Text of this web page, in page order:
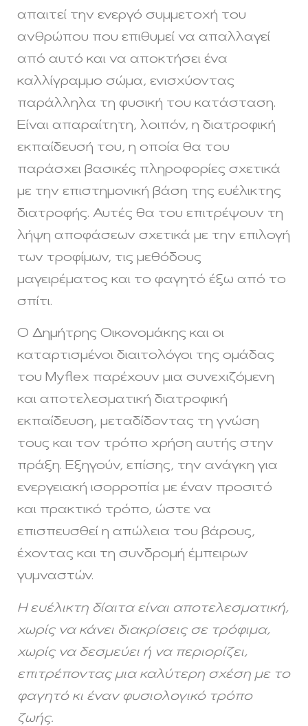
απαιτεί την ενεργό συμμετοχή του
ανθρώπου που επιθυμεί να απαλλαγεί
από αυτό και να αποκτήσει ένα
καλλίγραμμο σώμα, ενισχύοντας
παράλληλα τη φυσική του κατάσταση.
Είναι απαραίτητη, λοιπόν, η διατροφική
εκπαίδευσή του, η οποία θα του
παράσχει βασικές πληροφορίες σχετικά
με την επιστημονική βάση της ευέλικτης
διατροφής. Αυτές θα του επιτρέψουν τη
λήψη αποφάσεων σχετικά με την επιλογή
των τροφίμων, τις μεθόδους
μαγειρέματος και το φαγητό έξω από το
σπίτι.
Ο Δημήτρης Οικονομάκης και οι
καταρτισμένοι διαιτολόγοι της ομάδας
του Myflex παρέχουν μια συνεχιζόμενη
και αποτελεσματική διατροφική
εκπαίδευση, μεταδίδοντας τη γνώση
τους και τον τρόπο χρήση αυτής στην
πράξη. Εξηγούν, επίσης, την ανάγκη για
ενεργειακή ισορροπία με έναν προσιτό
και πρακτικό τρόπο, ώστε να
επισπευσθεί η απώλεια του βάρους,
έχοντας και τη συνδρομή έμπειρων
γυμναστών.
Η ευέλικτη δίαιτα είναι αποτελεσματική,
χωρίς να κάνει διακρίσεις σε τρόφιμα,
χωρίς να δεσμεύει ή να περιορίζει,
επιτρέποντας μια καλύτερη σχέση με το
φαγητό κι έναν φυσιολογικό τρόπο
ζωής.